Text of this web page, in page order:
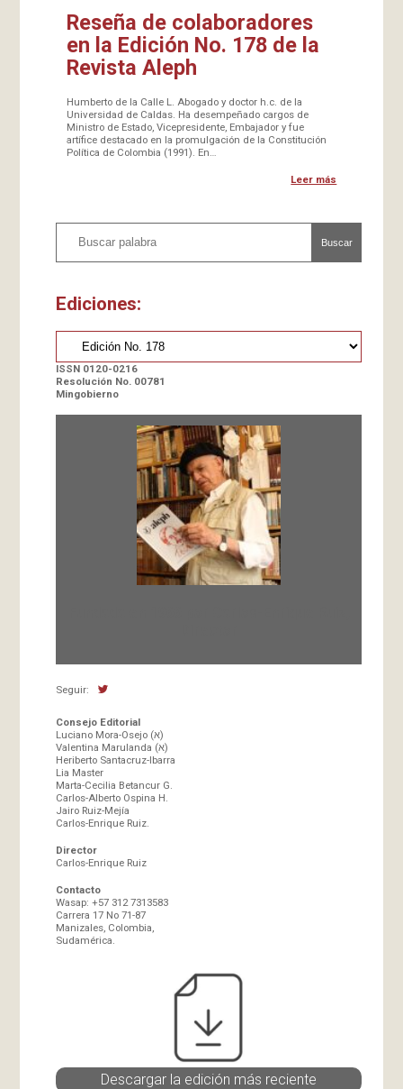
Reseña de colaboradores
en la Edición No. 178 de la
Revista Aleph
Humberto de la Calle L. Abogado y doctor h.c. de la
Universidad de Caldas. Ha desempeñado cargos de
Ministro de Estado, Vicepresidente, Embajador y fue
artífice destacado en la promulgación de la Constitución
Política de Colombia (1991). En…
Leer más
Buscar
Ediciones:
ISSN 0120-0216
Resolución No. 00781
Mingobierno
Seguir:
Consejo Editorial
Luciano Mora-Osejo (א)
Valentina Marulanda (א)
Heriberto Santacruz-Ibarra
Lia Master
Marta-Cecilia Betancur G.
Carlos-Alberto Ospina H.
Jairo Ruiz-Mejía
Carlos-Enrique Ruiz.
Director
Carlos-Enrique Ruiz
Contacto
Wasap: +57 312 7313583
Carrera 17 No 71-87
Manizales, Colombia,
Sudamérica.
Descargar la edición más reciente